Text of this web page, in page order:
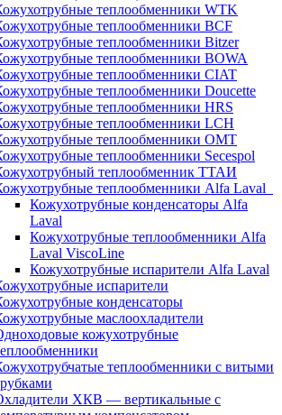
теплообменники WTK
теплообменники BCF
теплообменники Bitzer
теплообменники BOWA
теплообменники CIAT
теплообменники Doucette
теплообменники HRS
теплообменники LCH
теплообменники OMT
теплообменники Secespol
теплообменник ТТАИ
теплообменники Alfa Laval
Кожухотрубные конденсаторы Alfa
Laval
Кожухотрубные теплообменники Alfa
Laval ViscoLine
Кожухотрубные испарители Alfa Laval
испарители
конденсаторы
маслоохладители
кожухотрубные
теплообменники с витыми
ХКВ — вертикальные с